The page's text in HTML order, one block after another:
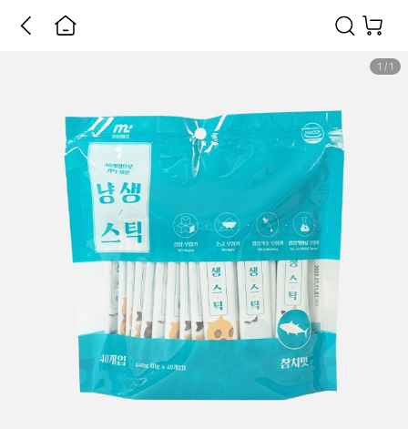
1 / 1